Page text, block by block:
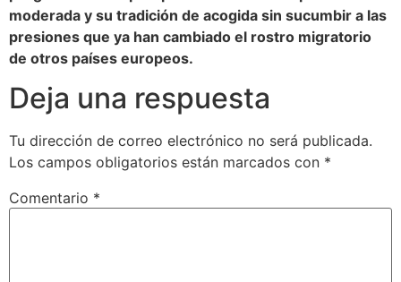
moderada y su tradición de acogida sin sucumbir a las
presiones que ya han cambiado el rostro migratorio
de otros países europeos.
Deja una respuesta
Tu dirección de correo electrónico no será publicada.
Los campos obligatorios están marcados con *
Comentario *